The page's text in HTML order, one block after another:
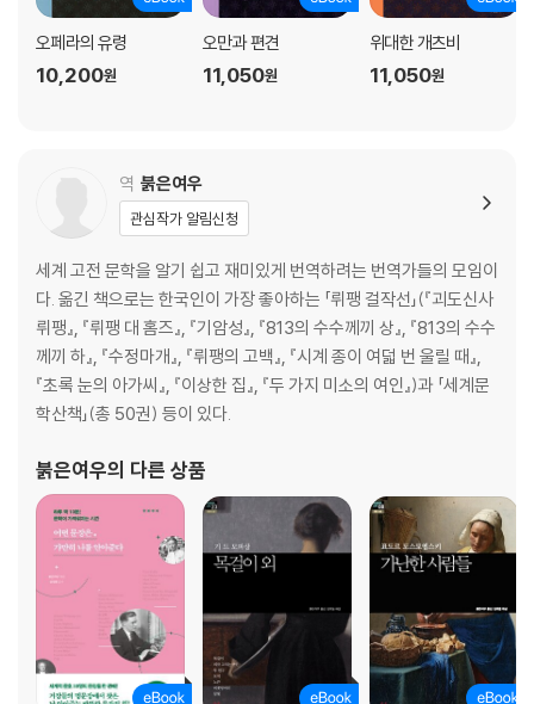
오페라의 유령
10,200원
오만과 편견
11,050원
위대한 개츠비
11,050원
역 붉은여우
관심작가 알림신청
세계 고전 문학을 알기 쉽고 재미있게 번역하려는 번역가들의 모임이
다. 옮긴 책으로는 한국인이 가장 좋아하는 「뤼팽 걸작선」(『괴도신사
뤼팽』, 『뤼팽 대 홈즈』, 『기암성』, 『813의 수수께끼 상』, 『813의 수수
께끼 하』, 『수정마개』, 『뤼팽의 고백』, 『시계 종이 여덟 번 울릴 때』,
『초록 눈의 아가씨』, 『이상한 집』, 『두 가지 미소의 여인』)과 「세계문
학산책」(총 50권) 등이 있다.
붉은여우의 다른 상품